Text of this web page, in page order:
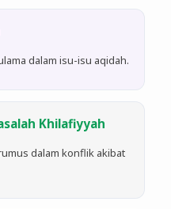
dalam isu-isu aqidah.
Khilafiyyah
dalam konflik akibat